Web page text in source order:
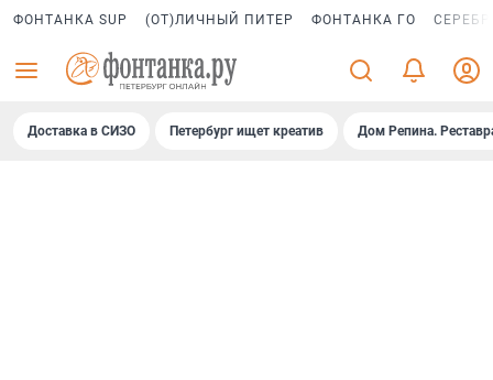
ФОНТАНКА SUP (ОТ)ЛИЧНЫЙ ПИТЕР ФОНТАНКА ГО
Доставка в СИЗО Петербург ищет креатив Дом Репина.